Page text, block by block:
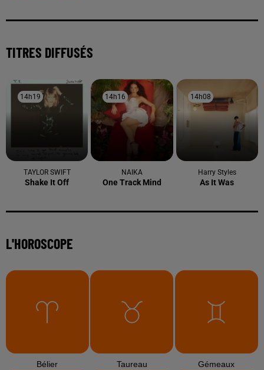
TITRES DIFFUSÉS
14h19
14h19
TAYLOR SWIFT
Shake It Off
14h16
14h16
NAIKA
One Track Mind
14h08
14h08
Harry Styles
As It Was
L'HOROSCOPE
Bélier Taureau Gémeaux